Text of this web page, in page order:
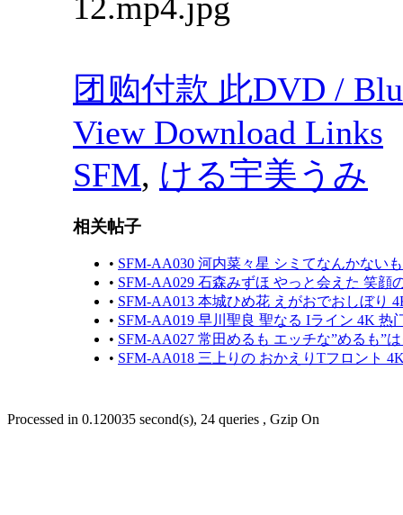
团购付款 此DVD /
View Download Links
SFM, ける宇美うみ
相关帖子
• SFM-AA030 河内菜々星 シミてなんかない
• SFM-AA029 石森みずほ やっと会えた 笑顔
• SFM-AA013 本城ひめ花 えがおでおしぼり
• SFM-AA019 早川聖良 聖なる Iライン 4K 热
• SFM-AA027 常田めるも エッチな”めるも”
• SFM-AA018 三上りの おかえりTフロント
Processed in 0.120035 second(s), 24 queries , Gzip On